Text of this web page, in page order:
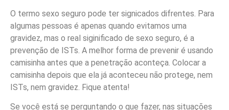
O termo sexo seguro pode ter signicados difrentes. Para
algumas pessoas é apenas quando evitamos uma
gravidez, mas o real siginificado de sexo seguro, é a
prevenção de ISTs. A melhor forma de prevenir é usando
camisinha antes que a penetração aconteça. Colocar a
camisinha depois que ela já aconteceu não protege, nem
ISTs, nem gravidez. Fique atenta!
Se você está se perguntando o que fazer, nas situações